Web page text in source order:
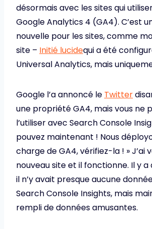
désormais avec les sites qui
Google Analytics 4 (GA4). C’est
nouvelle pour les sites, comme
site – Initié lucidequi a été
Universal Analytics, mais
Google l’a annoncé le Twitter
une propriété GA4, mais vous ne
l’utiliser avec Search Console
pouvez maintenant ! Nous
charge de GA4, vérifiez-la ! » J’ai
nouveau site et il fonctionne. Il y a
il n’y avait presque aucune
Search Console Insights, mais
rempli de données amusantes.